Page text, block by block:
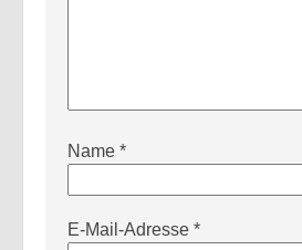
Name *
E-Mail-Adresse *